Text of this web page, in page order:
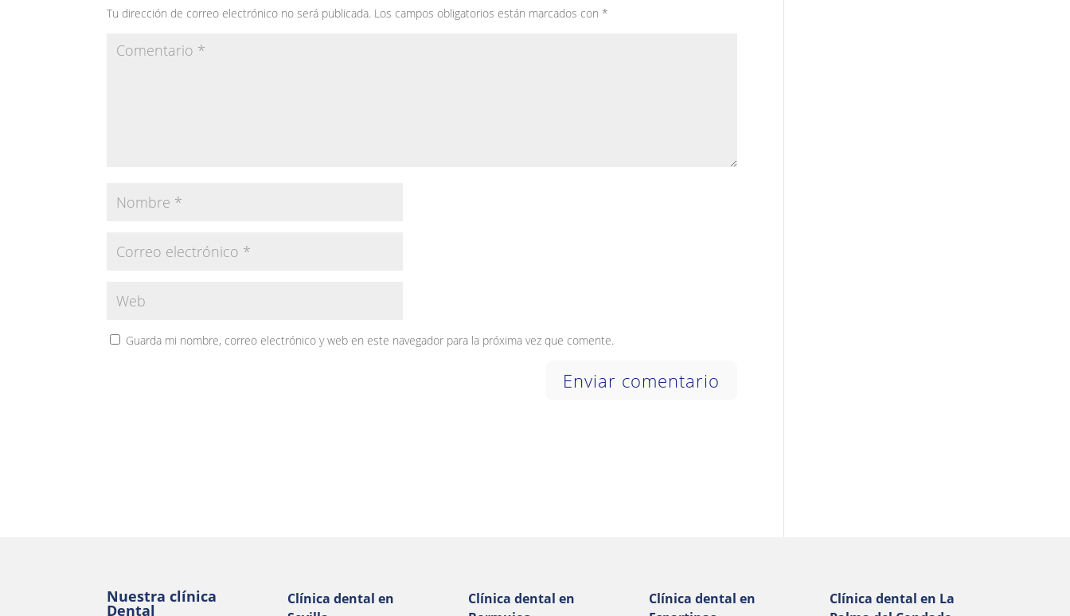
Tu dirección de correo electrónico no será publicada. Los campos obligatorios están marcados con*
Guarda mi nombre, correo electrónico y web en este navegador para la próxima vez que comente.
Nuestra clínica
Dental
Clínica dental en
Clínica dental en
Clínica dental en
Clínica dental en La